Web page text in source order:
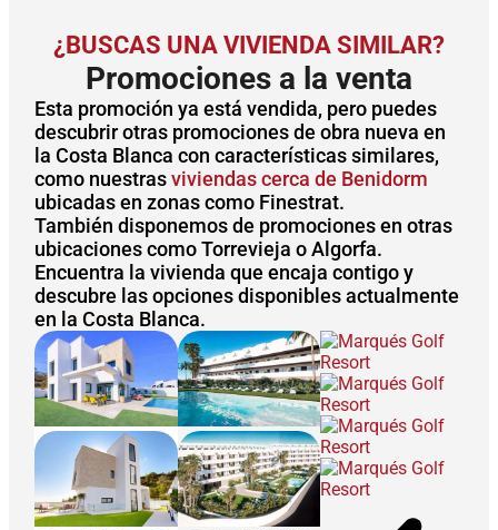
¿BUSCAS UNA VIVIENDA SIMILAR?
Promociones a la venta
Esta promoción ya está vendida, pero puedes
descubrir otras promociones de obra nueva en
la Costa Blanca con características similares,
como nuestrasviviendas cerca de Benidorm
ubicadas en zonas como Finestrat.
También disponemos de promociones en otras
ubicaciones como Torrevieja o Algorfa.
Encuentra la vivienda que encaja contigo y
descubre las opciones disponibles actualmente
en la Costa Blanca.